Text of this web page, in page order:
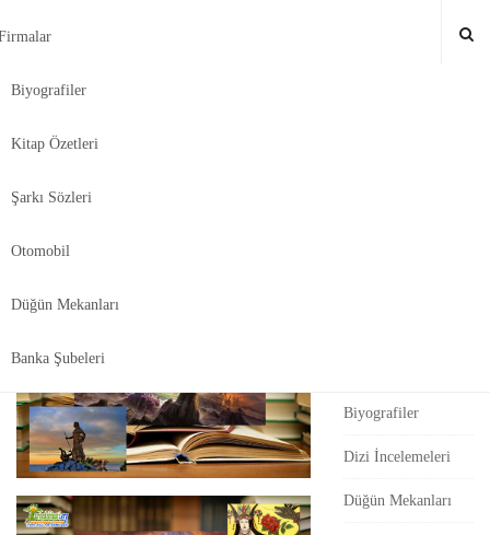
Biyografiler
Kitap Özetleri
Şarkı Sözleri
Otomobil
Düğün Mekanları
Banka Şubeleri
Bul-Tikla
Türk Dili ve Edebiyatı
e
b
r
r
:
Biyografiler
Dizi İncelemeleri
Düğün Mekanları